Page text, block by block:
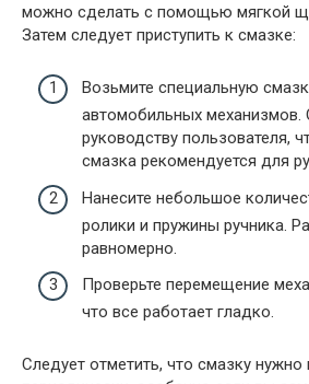
можно сделать с помощью мягкой
Затем следует приступить к смазке:
Возьмите специальную
автомобильных механизмов.
руководству пользователя,
смазка рекомендуется для
Нанесите небольшое
ролики и пружины ручника.
равномерно.
Проверьте перемещение
что все работает гладко.
Следует отметить, что смазку нужно